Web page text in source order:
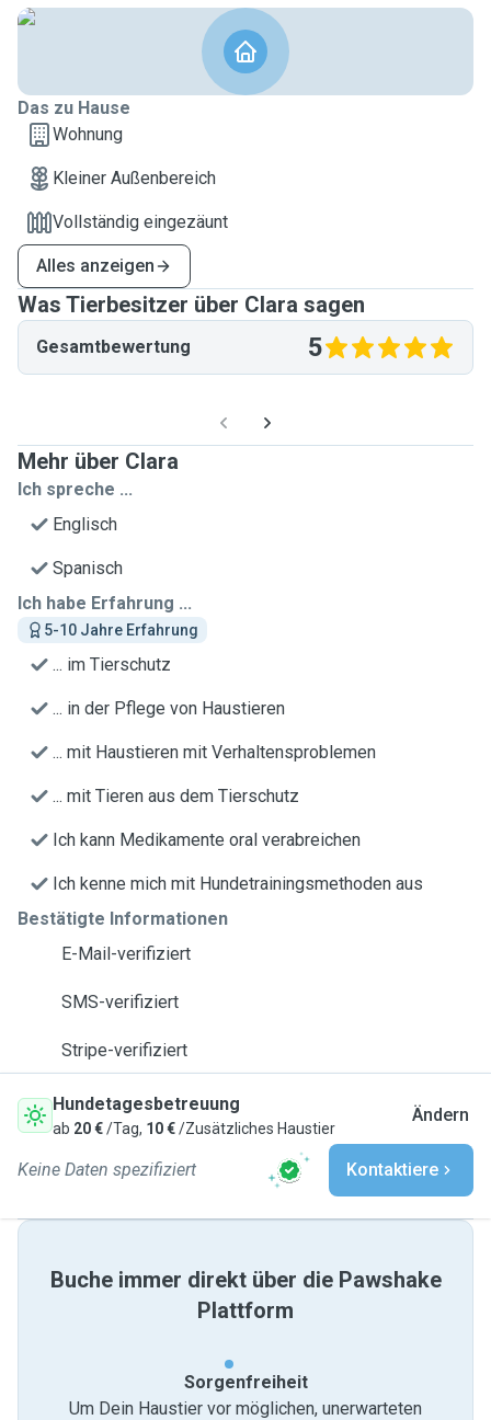
Das zu Hause
Wohnung
Kleiner Außenbereich
Vollständig eingezäunt
Alles anzeigen
Was Tierbesitzer über Clara sagen
Gesamtbewertung 5
Mehr über Clara
Ich spreche ...
Englisch
Spanisch
Ich habe Erfahrung ...
5-10 Jahre Erfahrung
... im Tierschutz
... in der Pflege von Haustieren
... mit Haustieren mit Verhaltensproblemen
... mit Tieren aus dem Tierschutz
Ich kann Medikamente oral verabreichen
Ich kenne mich mit Hundetrainingsmethoden aus
Bestätigte Informationen
E-Mail-verifiziert
SMS-verifiziert
Stripe-verifiziert
Hundetagesbetreuung
ab 20 €/Tag, 10 €/Zusätzliches Haustier
Ändern
Keine Daten spezifiziert Kontaktiere
Buche immer direkt über die Pawshake
Plattform
Sorgenfreiheit
Um Dein Haustier vor möglichen, unerwarteten